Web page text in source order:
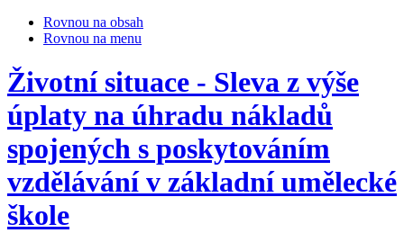
Rovnou na obsah
Rovnou na menu
Životní situace - Sleva z výše
úplaty na úhradu nákladů
spojených s poskytováním
vzdělávání v základní umělecké
škole